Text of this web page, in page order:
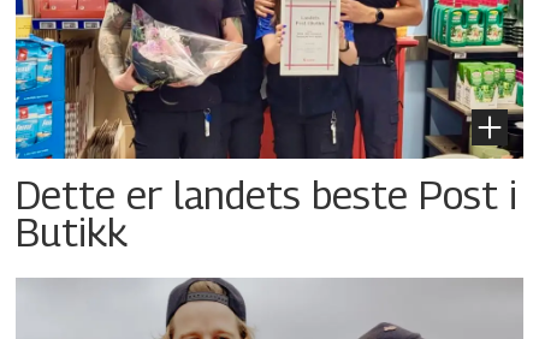
Dette er landets beste Post i
Butikk